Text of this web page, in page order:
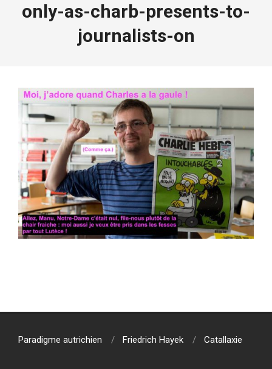
only-as-charb-presents-to-
journalists-on
01-
Paradigme autrichien
Friedrich Hayek Catallaxie